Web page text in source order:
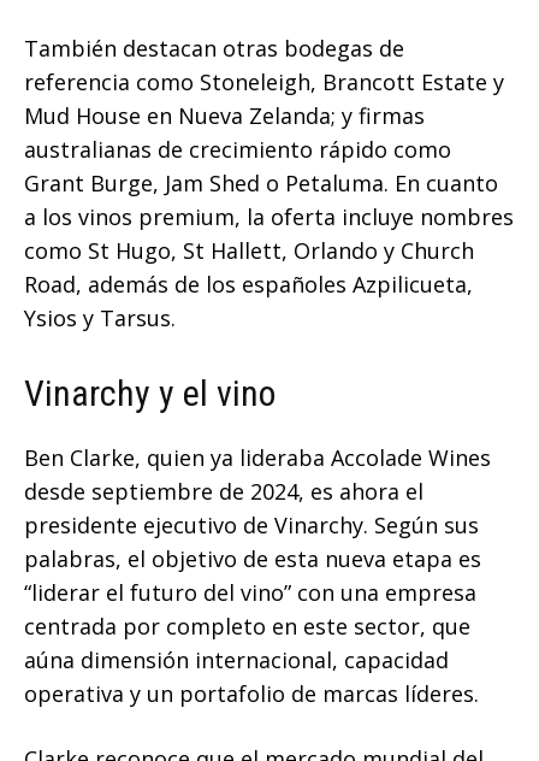
También destacan otras bodegas de
referencia como Stoneleigh, Brancott Estate y
Mud House en Nueva Zelanda; y firmas
australianas de crecimiento rápido como
Grant Burge, Jam Shed o Petaluma. En cuanto
a los vinos premium, la oferta incluye nombres
como St Hugo, St Hallett, Orlando y Church
Road, además de los españoles Azpilicueta,
Ysios y Tarsus.
Vinarchy y el vino
Ben Clarke, quien ya lideraba Accolade Wines
desde septiembre de 2024, es ahora el
presidente ejecutivo de Vinarchy. Según sus
palabras, el objetivo de esta nueva etapa es
“liderar el futuro del vino” con una empresa
centrada por completo en este sector, que
aúna dimensión internacional, capacidad
operativa y un portafolio de marcas líderes.